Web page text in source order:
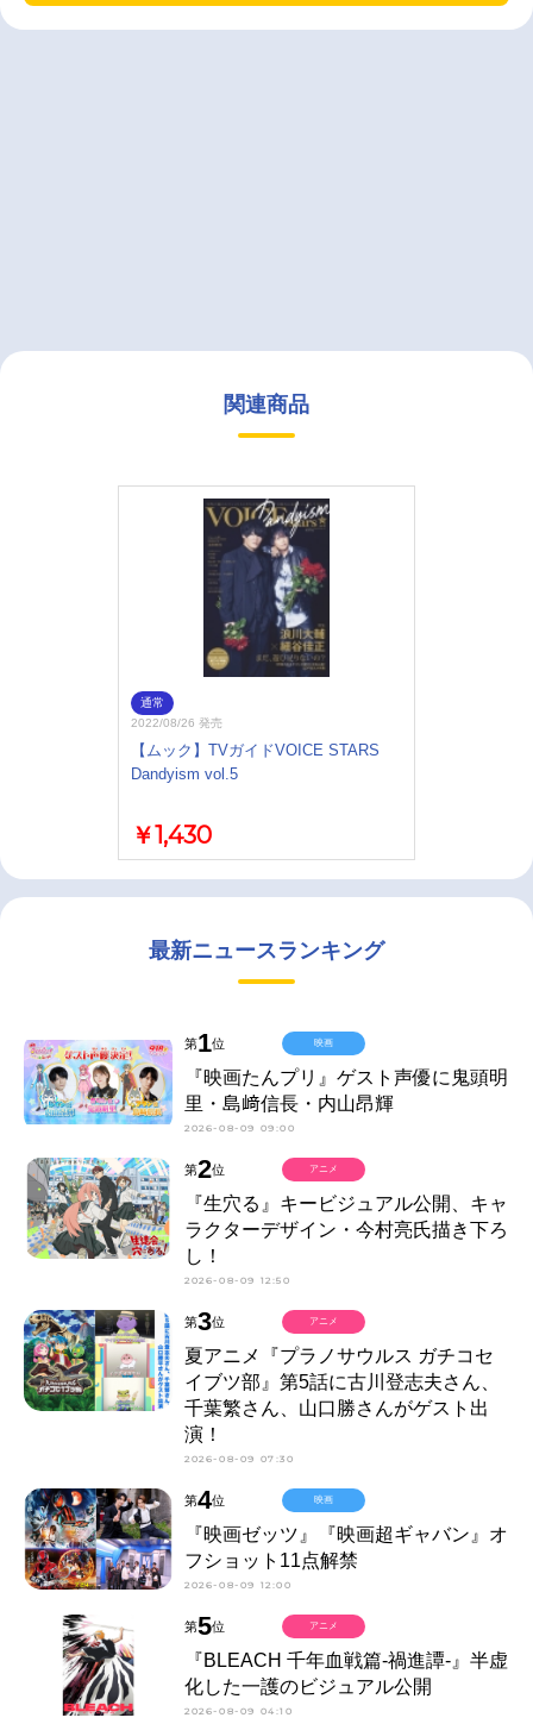
関連商品
通常
2022/08/26 発売
【ムック】TVガイドVOICE STARS
Dandyism vol.5
￥1,430
最新ニュースランキング
第1位
『映画たんプリ』ゲスト声優に鬼頭明
里・島﨑信長・内山昂輝
2026-08-09 09:00
映画
第2位
『生穴る』キービジュアル公開、キャ
ラクターデザイン・今村亮氏描き下ろ
し！
2026-08-09 12:50
アニメ
第3位
夏アニメ『プラノサウルス ガチコセ
イブツ部』第5話に古川登志夫さん、
千葉繁さん、山口勝さんがゲスト出
演！
2026-08-09 07:30
アニメ
第4位
『映画ゼッツ』『映画超ギャバン』オ
フショット11点解禁
2026-08-09 12:00
映画
第5位
『BLEACH 千年血戦篇-禍進譚-』半虚
化した一護のビジュアル公開
2026-08-09 04:10
アニメ